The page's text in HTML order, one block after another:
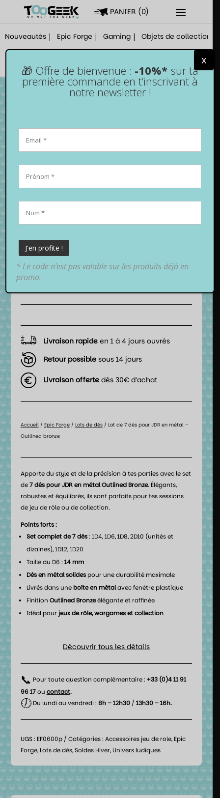
PANIER (0)
Nouveautés Epic Forge Gaming Objets de collection
Livraison rapide en 1 à 4 jours ouvrés
Retour possible sous 14 jours
Livraison offerte dès 30€ d’achat
Accueil/ Epic Forge/ Lots de dés/ Lot de 7 dés pour JDR en métal –
Outlined bronze
Apporte du style et de la précision à tes parties avec le set
de7 dés pour JDR en métal Outlined Bronze. Élégants,
robustes et équilibrés, ils sont parfaits pour tes sessions
de jeu de rôle ou de collection.
Points forts :
Set complet de 7 dés: 1D4, 1D6, 1D8, 2D10 (unités et
dizaines), 1D12, 1D20
Taille du D6 : 14 mm
Dés en métal solidespour une durabilité maximale
Livrés dans une boîte en métalavec fenêtre plastique
Finition Outlined Bronzeélégante et raffinée
Idéal pour jeux de rôle, wargames et collection
Découvrir tous les détails
📞 Pour toute question complémentaire : +33 (0)4 11 91
96 17ou contact.
🕖Du lundi au vendredi : 8h – 12h30/ 13h30 – 16h.
UGS : EF0600p Catégories : Accessoires jeu de role, Epic
Forge, Lots de dés,Soldes Hiver, Univers ludiques
🎁 Offre de bienvenue : -10%* sur ta
première commande en t’inscrivant à
notre newsletter !
* Le code n’est pas valable sur les produits déjà en
promo.
x